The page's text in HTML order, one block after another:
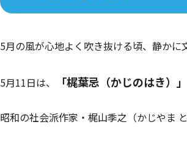
5月の風が心地よく吹き抜ける頃、静か
5月11日は、 「梶葉忌（かじのはき）」
昭和の社会派作家・梶山季之（かじやま